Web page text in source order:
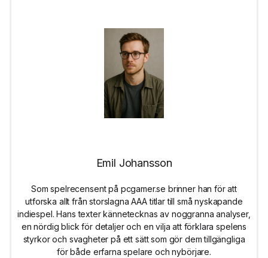
Emil Johansson
Som spelrecensent på pcgamer.se brinner han för att
utforska allt från storslagna AAA titlar till små nyskapande
indiespel. Hans texter kännetecknas av noggranna analyser,
en nördig blick för detaljer och en vilja att förklara spelens
styrkor och svagheter på ett sätt som gör dem tillgängliga
för både erfarna spelare och nybörjare.